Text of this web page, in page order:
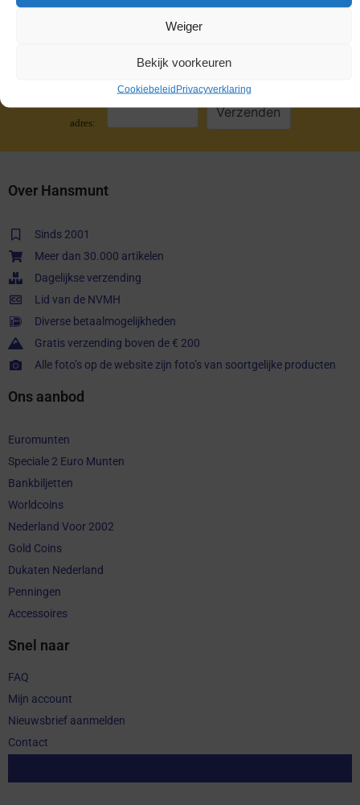
Weiger
Bekijk voorkeuren
CookiebeleidPrivacyverklaring
adres:
Over Hansmunt
Sinds 2001
Meer dan 30.000 artikelen
Dagelijkse verzending
Lid van de NVMH
Diverse betaalmogelijkheden
Gratis verzending boven de € 200
Alle foto’s op de website zijn foto’s van soortgelijke producten
Ons aanbod
Euromunten
Speciale 2 Euro Munten
Bankbiljetten
Worldcoins
Nederland Voor 2002
Gold Coins
Dukaten Nederland
Penningen
Accessoires
Snel naar
FAQ
Mijn account
Nieuwsbrief aanmelden
Contact